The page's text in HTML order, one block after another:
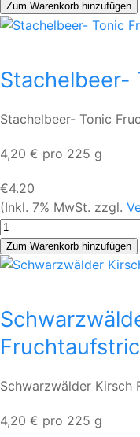
Stachelbeer-
Stachelbeer- Tonic
4,20 € pro 225 g
€4.20
(Inkl. 7% MwSt. zzgl.
Schwarzwälder Kirsch
4,20 € pro 225 g